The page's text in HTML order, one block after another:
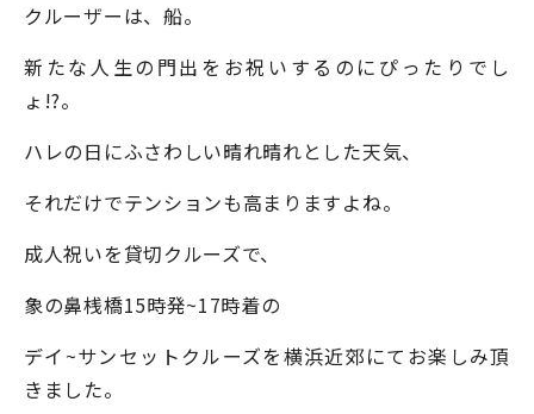
クルーザーは、船。
新たな人生の門出をお祝いするのにぴったりでし
ょ!?。
ハレの日にふさわしい晴れ晴れとした天気、
それだけでテンションも高まりますよね。
成人祝いを貸切クルーズで、
象の鼻桟橋15時発~17時着の
デイ~サンセットクルーズを横浜近郊にてお楽しみ頂
きました。